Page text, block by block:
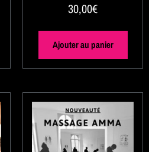
30,00€
Ajouter au panier